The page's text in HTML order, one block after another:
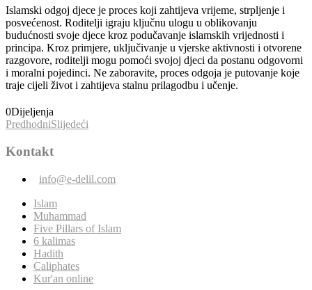
Islamski odgoj djece je proces koji zahtijeva vrijeme, strpljenje i
posvećenost. Roditelji igraju ključnu ulogu u oblikovanju
budućnosti svoje djece kroz podučavanje islamskih vrijednosti i
principa. Kroz primjere, uključivanje u vjerske aktivnosti i otvorene
razgovore, roditelji mogu pomoći svojoj djeci da postanu odgovorni
i moralni pojedinci. Ne zaboravite, proces odgoja je putovanje koje
traje cijeli život i zahtijeva stalnu prilagodbu i učenje.
0Dijeljenja
PredhodniSlijedeći
Kontakt
info@e-delil.com
Islam
Muhammad
Five Pillars of Islam
6 kalimas
Hadith
Caliphates
Kur'an online